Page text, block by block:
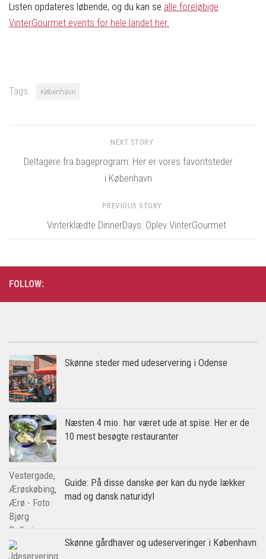
Listen opdateres løbende, og du kan se alle foreløbige
VinterGourmet events for hele landet her.
Tags: København
NEXT STORY
Deltagere fra bageprogram: Her er vores favoritsteder
i København
PREVIOUS STORY
Vinterklædte DinnerDays: Oplev VinterGourmet
FOLLOW:
Skønne steder med udeservering i Odense
Næsten 4 mio. har været ude at spise: Her er de
10 mest besøgte restauranter
Guide: På disse danske øer kan du nyde lækker
mad og dansk naturidyl
Skønne gårdhaver og udeserveringer i København